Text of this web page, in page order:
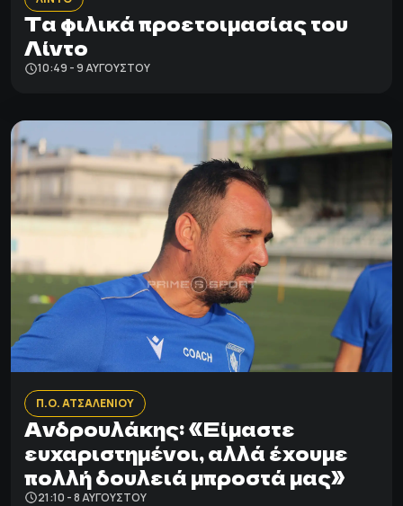
Τα φιλικά προετοιμασίας του
Λίντο
10:49 - 9 ΑΥΓΟΎΣΤΟΥ
Π.Ο. ΑΤΣΑΛΕΝΙΟΥ
Ανδρουλάκης: «Είμαστε
ευχαριστημένοι, αλλά έχουμε
πολλή δουλειά μπροστά μας»
21:10 - 8 ΑΥΓΟΎΣΤΟΥ